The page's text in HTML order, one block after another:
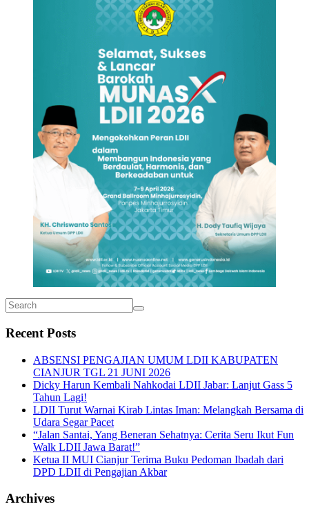
Recent Posts
ABSENSI PENGAJIAN UMUM LDII KABUPATEN
CIANJUR TGL 21 JUNI 2026
Dicky Harun Kembali Nahkodai LDII Jabar: Lanjut Gass 5
Tahun Lagi!
LDII Turut Warnai Kirab Lintas Iman: Melangkah Bersama di
Udara Segar Pacet
“Jalan Santai, Yang Beneran Sehatnya: Cerita Seru Ikut Fun
Walk LDII Jawa Barat!”
Ketua II MUI Cianjur Terima Buku Pedoman Ibadah dari
DPD LDII di Pengajian Akbar
Archives